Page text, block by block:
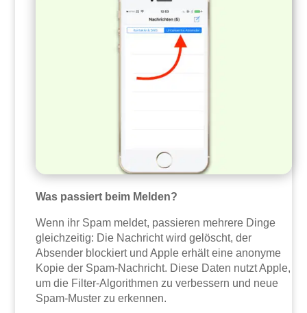
Was passiert beim Melden?
Wenn ihr Spam meldet, passieren mehrere Dinge
gleichzeitig: Die Nachricht wird gelöscht, der
Absender blockiert und Apple erhält eine anonyme
Kopie der Spam-Nachricht. Diese Daten nutzt Apple,
um die Filter-Algorithmen zu verbessern und neue
Spam-Muster zu erkennen.